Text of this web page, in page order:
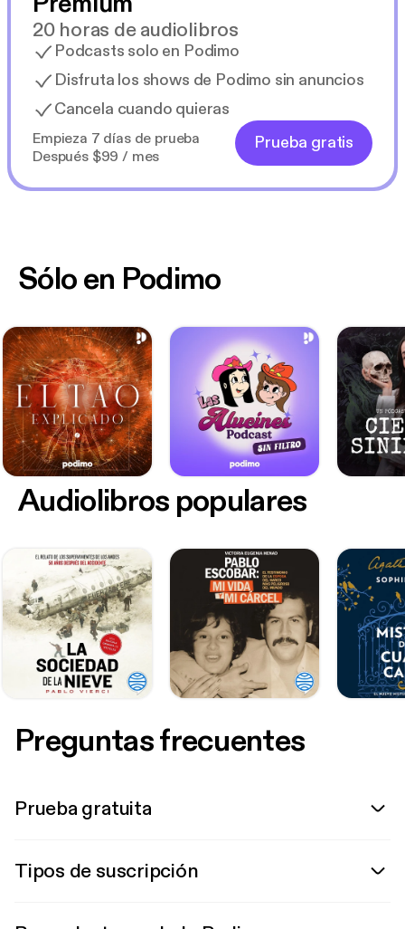
20 horas de audiolibros
Podcasts solo en Podimo
Disfruta los shows de Podimo sin anuncios
Cancela cuando quieras
Empieza 7 días de prueba
Después $99 / mes
Prueba gratis
Sólo en Podimo
Audiolibros populares
Preguntas frecuentes
Prueba gratuita
Tipos de suscripción